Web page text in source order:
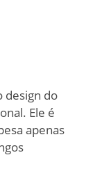
design do
Ele é
apenas